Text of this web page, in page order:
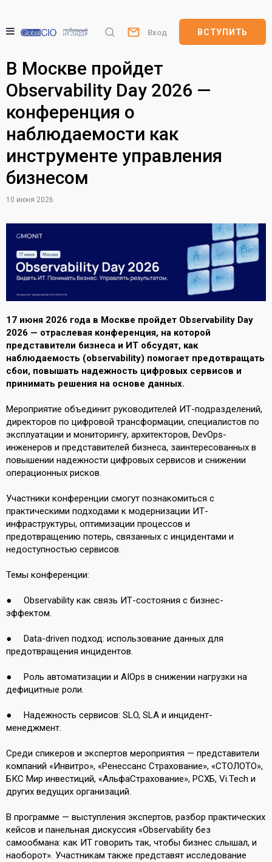
Вход ВСТУПИТЬ
В Москве пройдет
Observability Day 2026 —
конференция о
наблюдаемости как
инструменте управления
бизнесом
10 июня 2026
17 июня 2026 года в Москве пройдет Observability Day
2026 — отраслевая конференция, на которой
представители бизнеса и ИТ обсудят, как
наблюдаемость (observability) помогает предотвращать
сбои, повышать надежность цифровых сервисов и
принимать решения на основе данных.
Мероприятие объединит руководителей ИТ-подразделений,
директоров по цифровой трансформации, специалистов по
эксплуатации и мониторингу, архитекторов, DevOps-
инженеров и представителей бизнеса, заинтересованных в
повышении надежности цифровых сервисов и снижении
операционных рисков.
Участники конференции смогут познакомиться с
практическими подходами к модернизации ИТ-
инфраструктуры, оптимизации процессов и
предотвращению потерь, связанных с инцидентами и
недоступностью сервисов.
Темы конференции:
● Observability как связь ИТ-состояния с бизнес-
эффектом.
● Data-driven подход: использование данных для
предотвращения инцидентов.
● Роль автоматизации и AIOps в снижении нагрузки на
дефицитные роли.
● Надежность сервисов: SLO, SLA и инцидент-
менеджмент.
Среди спикеров и экспертов мероприятия — представители
компаний «Инвитро», «Ренессанс Страхование», «СТОЛОТО»,
БКС Мир инвестиций, «АльфаСтрахование», РСХБ, Vi.Tech и
других ведущих организаций.
В программе — выступления экспертов, разбор практических
кейсов и панельная дискуссия «Observability без
самообмана: как ИТ говорить так, чтобы бизнес слышал, и
наоборот». Участникам также представят исследование